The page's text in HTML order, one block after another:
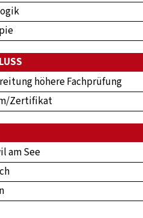
höhere Fachprüfung
Zertifikat
am See